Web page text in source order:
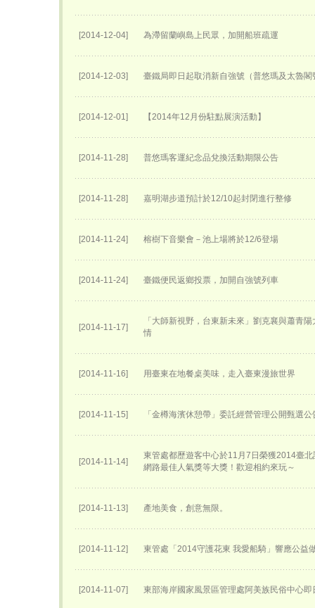
[2014-12-04] 為滯留蘭嶼島上民眾，加開船班疏運
[2014-12-03] 臺鐵局即日起取消新自強號（普悠瑪及太魯
[2014-12-01] 【2014年12月份駐點展演活動】
[2014-11-28] 普悠瑪客運紀念品兌換活動期限公告
[2014-11-28] 嘉明湖步道預計於12/10起封閉進行整修
[2014-11-24] 榕樹下音樂會－池上場將於12/6登場
[2014-11-24] 臺鐵便民返鄉投票，加開自強號列車
[2014-11-17]
「大師新視野，台東新未來」劉克襄與蕭青
情
[2014-11-16] 用臺東在地餐桌美味，走入臺東漫旅世界
[2014-11-15] 「金樽海濱休憩帶」委託經營管理公開甄選公
[2014-11-14]
東管處都歷遊客中心於11月7日榮獲2014臺
網路最佳人氣獎等大獎！歡迎相約來玩～
[2014-11-13] 產地美食，創意無限。
[2014-11-12] 東管處「2014守護花東 我愛船騎」響應公益
[2014-11-07] 東部海岸國家風景區管理處阿美族民俗中心